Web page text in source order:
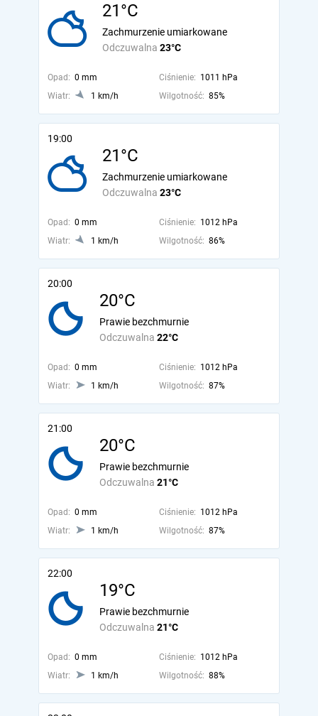
21°C
Odczuwalna 23°C
Zachmurzenie umiarkowane
Opad: 0 mm Ciśnienie: 1011 hPa
Wiatr:
1 km/h Wilgotność: 85%
19:00
21°C
Odczuwalna 23°C
Zachmurzenie umiarkowane
Opad: 0 mm Ciśnienie: 1012 hPa
Wiatr:
1 km/h Wilgotność: 86%
20:00
20°C
Odczuwalna 22°C
Prawie bezchmurnie
Opad: 0 mm Ciśnienie: 1012 hPa
Wiatr:
1 km/h Wilgotność: 87%
21:00
20°C
Odczuwalna 21°C
Prawie bezchmurnie
Opad: 0 mm Ciśnienie: 1012 hPa
Wiatr:
1 km/h Wilgotność: 87%
22:00
19°C
Odczuwalna 21°C
Prawie bezchmurnie
Opad: 0 mm Ciśnienie: 1012 hPa
Wiatr:
1 km/h Wilgotność: 88%